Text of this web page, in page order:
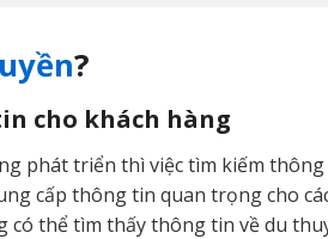
?
cho khách hàng
phát triển thì việc tìm kiếm
cấp thông tin quan trọng cho
thể tìm thấy thông tin về du